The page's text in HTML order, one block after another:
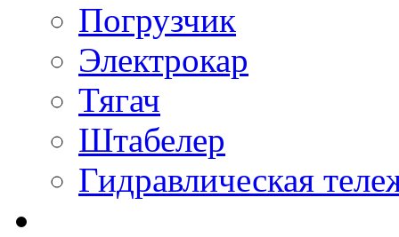
Погрузчик
Электрокар
Тягач
Штабелер
Гидравлическая